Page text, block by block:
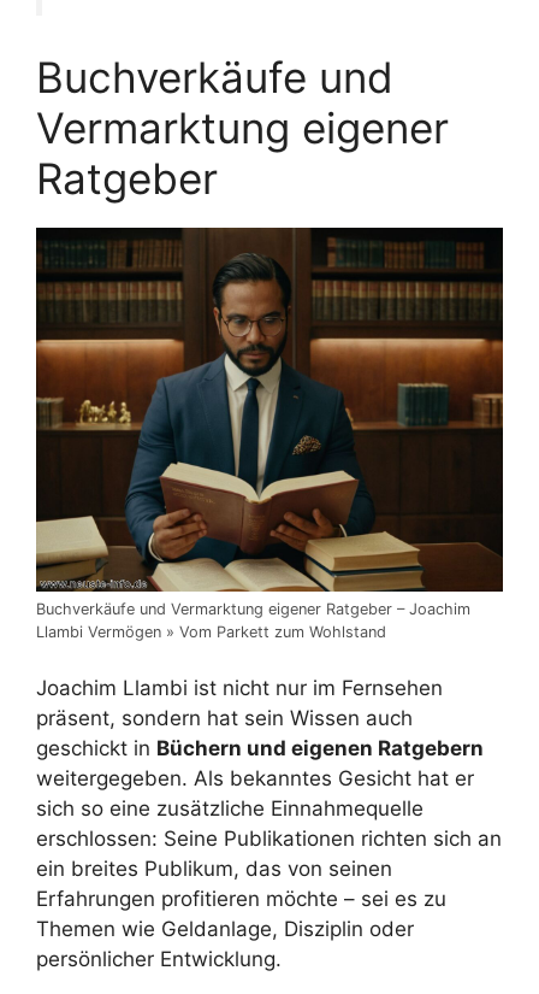
Buchverkäufe und
Vermarktung eigener
Ratgeber
Buchverkäufe und Vermarktung eigener Ratgeber – Joachim
Llambi Vermögen » Vom Parkett zum Wohlstand
Joachim Llambi ist nicht nur im Fernsehen
präsent, sondern hat sein Wissen auch
geschickt in Büchern und eigenen Ratgebern
weitergegeben. Als bekanntes Gesicht hat er
sich so eine zusätzliche Einnahmequelle
erschlossen: Seine Publikationen richten sich an
ein breites Publikum, das von seinen
Erfahrungen profitieren möchte – sei es zu
Themen wie Geldanlage, Disziplin oder
persönlicher Entwicklung.